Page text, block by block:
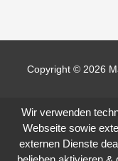
Copyright © 2026
Wir verwenden
Webseite sowie
externen Dienste